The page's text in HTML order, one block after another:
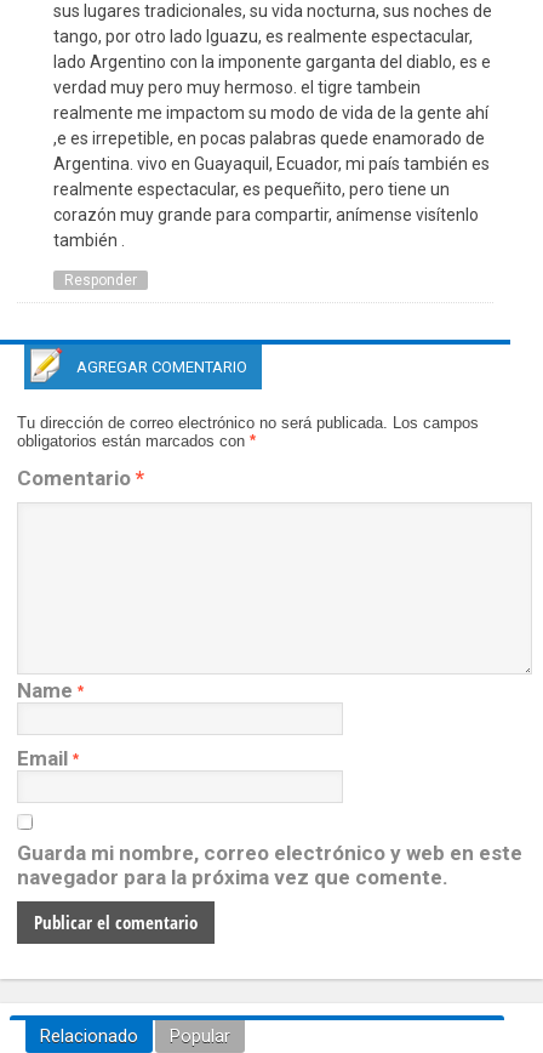
sus lugares tradicionales, su vida nocturna, sus noches de
tango, por otro lado Iguazu, es realmente espectacular,
lado Argentino con la imponente garganta del diablo, es e
verdad muy pero muy hermoso. el tigre tambein
realmente me impactom su modo de vida de la gente ahí
,e es irrepetible, en pocas palabras quede enamorado de
Argentina. vivo en Guayaquil, Ecuador, mi país también es
realmente espectacular, es pequeñito, pero tiene un
corazón muy grande para compartir, anímense visítenlo
también .
Responder
AGREGAR COMENTARIO
Tu dirección de correo electrónico no será publicada. Los campos
obligatorios están marcados con *
Comentario *
Name *
Email *
Guarda mi nombre, correo electrónico y web en este
navegador para la próxima vez que comente.
Relacionado Popular